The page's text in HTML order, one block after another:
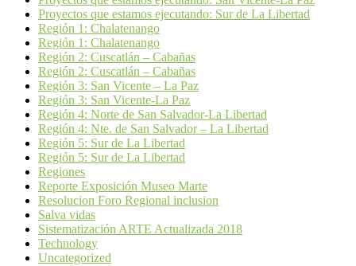
Proyectos que estamos ejecutando: Sur de La Libertad
Región 1: Chalatenango
Región 1: Chalatenango
Región 2: Cuscatlán – Cabañas
Región 2: Cuscatlán – Cabañas
Región 3: San Vicente – La Paz
Región 3: San Vicente-La Paz
Región 4: Norte de San Salvador-La Libertad
Región 4: Nte. de San Salvador – La Libertad
Región 5: Sur de La Libertad
Región 5: Sur de La Libertad
Regiones
Reporte Exposición Museo Marte
Resolucion Foro Regional inclusion
Salva vidas
Sistematización ARTE Actualizada 2018
Technology
Uncategorized